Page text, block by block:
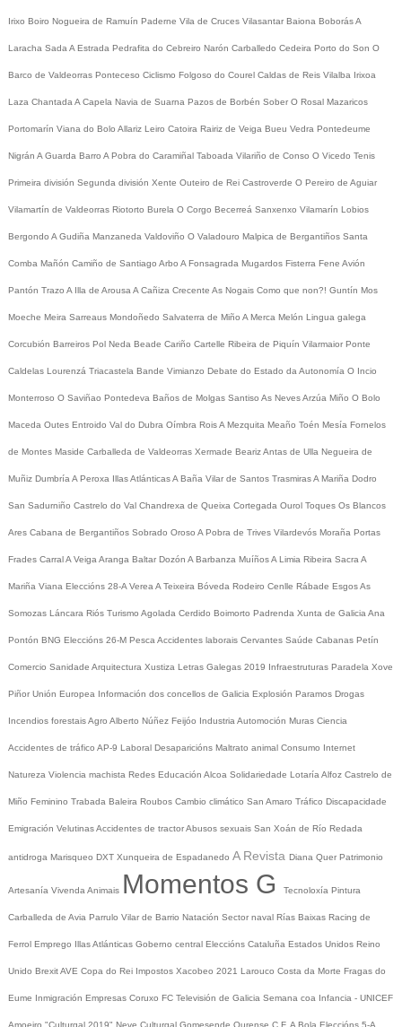
Irixo Boiro Nogueira de Ramuín Paderne Vila de Cruces Vilasantar Baiona BoborásA
Laracha Sada A Estrada Pedrafita do Cebreiro Narón Carballedo Cedeira Porto do Son O
Barco de Valdeorras Ponteceso Ciclismo Folgoso do Courel Caldas de Reis Vilalba Irixoa
Laza Chantada A Capela Navia de Suarna Pazos de Borbén Sober O Rosal Mazaricos
Portomarín Viana do Bolo Allariz Leiro Catoira Rairiz de Veiga Bueu Vedra Pontedeume
Nigrán A Guarda Barro A Pobra do Caramiñal Taboada Vilariño de Conso O Vicedo Tenis
Primeira división Segunda división Xente Outeiro de Rei Castroverde O Pereiro de Aguiar
Vilamartín de Valdeorras Riotorto Burela O Corgo Becerreá Sanxenxo Vilamarín Lobios
Bergondo A Gudiña Manzaneda Valdoviño O Valadouro Malpica de Bergantiños Santa
Comba Mañón Camiño de Santiago Arbo A Fonsagrada Mugardos Fisterra Fene Avión
Pantón Trazo A Illa de Arousa A Cañiza Crecente As Nogais Como que non?! Guntín Mos
Moeche Meira Sarreaus Mondoñedo Salvaterra de Miño A Merca Melón Lingua galega
Corcubión Barreiros Pol Neda Beade Cariño Cartelle Ribeira de Piquín Vilarmaior Ponte
Caldelas Lourenzá Triacastela Bande Vimianzo Debate do Estado da Autonomía O Incio
Monterroso O Saviñao Pontedeva Baños de Molgas Santiso As NevesArzúa Miño O Bolo
Maceda Outes Entroido Val do Dubra Oímbra RoisA Mezquita Meaño Toén Mesía Fornelos
de Montes Maside Carballeda de Valdeorras Xermade BearizAntas de Ulla Negueira de
Muñiz Dumbría A Peroxa Illas AtlánticasA Baña Vilar de Santos TrasmirasA Mariña Dodro
San Sadurniño Castrelo do Val Chandrexa de Queixa Cortegada Ourol Toques Os Blancos
Ares Cabana de Bergantiños Sobrado Oroso A Pobra de Trives Vilardevós Moraña Portas
Frades CarralA Veiga Aranga Baltar Dozón A Barbanza MuíñosA Limia Ribeira Sacra A
Mariña Viana Eleccións 28-A Verea A Teixeira Bóveda Rodeiro Cenlle Rábade EsgosAs
Somozas Láncara Riós Turismo Agolada Cerdido Boimorto Padrenda Xunta de Galicia Ana
Pontón BNG Eleccións 26-M Pesca Accidentes laborais Cervantes Saúde Cabanas Petín
Comercio Sanidade Arquitectura Xustiza Letras Galegas 2019 Infraestruturas Paradela Xove
Piñor Unión Europea Información dos concellos de Galicia Explosión Paramos Drogas
Incendios forestaisAgro Alberto Núñez Feijóo Industria Automoción Muras Ciencia
Accidentes de tráfico AP-9 Laboral Desaparicións Maltrato animal Consumo Internet
Natureza Violencia machista Redes Educación Alcoa Solidariedade Lotaría Alfoz Castrelo de
Miño Feminino Trabada Baleira Roubos Cambio climático San Amaro Tráfico Discapacidade
Emigración VelutinasAccidentes de tractorAbusos sexuais San Xoán de Río Redada
antidroga Marisqueo DXT Xunqueira de Espadanedo A Revista Diana Quer Patrimonio
Artesanía Vivenda Animais Momentos G Tecnoloxía Pintura
Carballeda de Avia Parrulo Vilar de Barrio Natación Sector naval Rías Baixas Racing de
Ferrol Emprego Illas Atlánticas Goberno central Eleccións Cataluña Estados Unidos Reino
Unido BrexitAVE Copa do Rei Impostos Xacobeo 2021 Larouco Costa da Morte Fragas do
Eume Inmigración Empresas Coruxo FC Televisión de Galicia Semana coa Infancia - UNICEF
Amoeiro "Culturgal 2019" Neve Culturgal Gomesende Ourense C.F. A Bola Eleccións 5-A